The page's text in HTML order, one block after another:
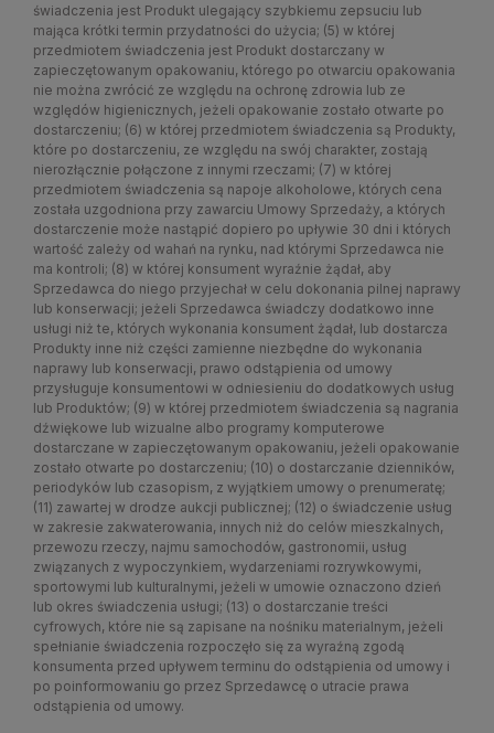
świadczenia jest Produkt ulegający szybkiemu zepsuciu lub
mająca krótki termin przydatności do użycia; (5) w której
przedmiotem świadczenia jest Produkt dostarczany w
zapieczętowanym opakowaniu, którego po otwarciu opakowania
nie można zwrócić ze względu na ochronę zdrowia lub ze
względów higienicznych, jeżeli opakowanie zostało otwarte po
dostarczeniu; (6) w której przedmiotem świadczenia są Produkty,
które po dostarczeniu, ze względu na swój charakter, zostają
nierozłącznie połączone z innymi rzeczami; (7) w której
przedmiotem świadczenia są napoje alkoholowe, których cena
została uzgodniona przy zawarciu Umowy Sprzedaży, a których
dostarczenie może nastąpić dopiero po upływie 30 dni i których
wartość zależy od wahań na rynku, nad którymi Sprzedawca nie
ma kontroli; (8) w której konsument wyraźnie żądał, aby
Sprzedawca do niego przyjechał w celu dokonania pilnej naprawy
lub konserwacji; jeżeli Sprzedawca świadczy dodatkowo inne
usługi niż te, których wykonania konsument żądał, lub dostarcza
Produkty inne niż części zamienne niezbędne do wykonania
naprawy lub konserwacji, prawo odstąpienia od umowy
przysługuje konsumentowi w odniesieniu do dodatkowych usług
lub Produktów; (9) w której przedmiotem świadczenia są nagrania
dźwiękowe lub wizualne albo programy komputerowe
dostarczane w zapieczętowanym opakowaniu, jeżeli opakowanie
zostało otwarte po dostarczeniu; (10) o dostarczanie dzienników,
periodyków lub czasopism, z wyjątkiem umowy o prenumeratę;
(11) zawartej w drodze aukcji publicznej; (12) o świadczenie usług
w zakresie zakwaterowania, innych niż do celów mieszkalnych,
przewozu rzeczy, najmu samochodów, gastronomii, usług
związanych z wypoczynkiem, wydarzeniami rozrywkowymi,
sportowymi lub kulturalnymi, jeżeli w umowie oznaczono dzień
lub okres świadczenia usługi; (13) o dostarczanie treści
cyfrowych, które nie są zapisane na nośniku materialnym, jeżeli
spełnianie świadczenia rozpoczęło się za wyraźną zgodą
konsumenta przed upływem terminu do odstąpienia od umowy i
po poinformowaniu go przez Sprzedawcę o utracie prawa
odstąpienia od umowy.